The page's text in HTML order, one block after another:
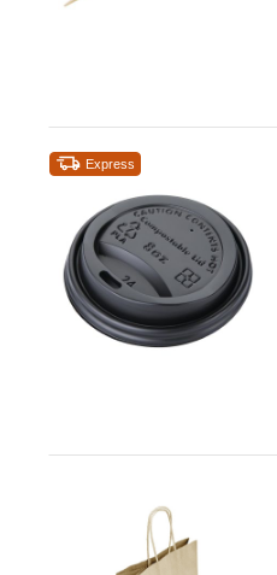
Express